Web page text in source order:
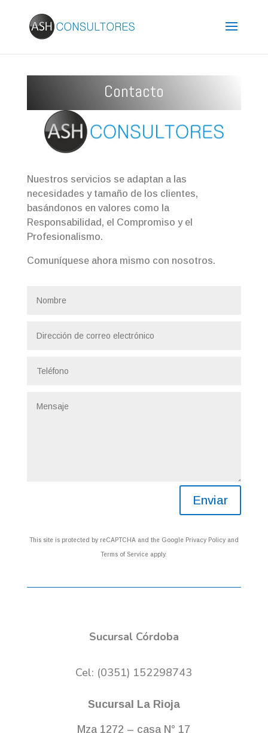
Contacto
Nuestros servicios se adaptan a las
necesidades y tamaño de los clientes,
basándonos en valores como la
Responsabilidad, el Compromiso y el
Profesionalismo.
Comuníquese ahora mismo con nosotros.
Enviar
This site is protected by reCAPTCHA and the Google Privacy Policyand
Terms of Service apply.
Sucursal Córdoba
Cel: (0351) 152298743
Sucursal La Rioja
Mza 1272 – casa N° 17